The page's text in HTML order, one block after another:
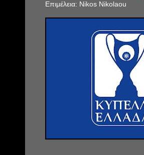
Επιμέλεια: Nikos Nikolaou